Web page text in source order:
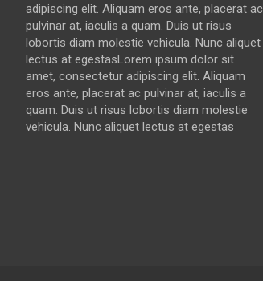
adipiscing elit. Aliquam eros ante, placerat ac
pulvinar at, iaculis a quam. Duis ut risus
lobortis diam molestie vehicula. Nunc aliquet
lectus at egestasLorem ipsum dolor sit
amet, consectetur adipiscing elit. Aliquam
eros ante, placerat ac pulvinar at, iaculis a
quam. Duis ut risus lobortis diam molestie
vehicula. Nunc aliquet lectus at egestas